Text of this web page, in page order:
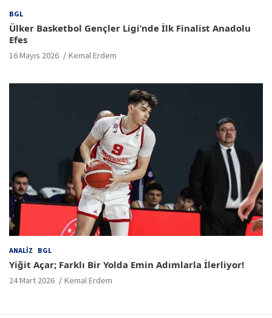
BGL
Ülker Basketbol Gençler Ligi’nde İlk Finalist Anadolu
Efes
16 Mayıs 2026 Kemal Erdem
ANALIZ BGL
Yiğit Açar; Farklı Bir Yolda Emin Adımlarla İlerliyor!
24 Mart 2026 Kemal Erdem